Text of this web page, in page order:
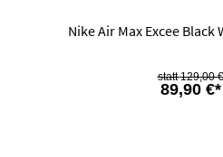
Nike Air Max Excee Black
89,90 €*
129,00